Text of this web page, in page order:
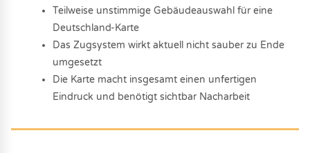
Teilweise unstimmige Gebäudeauswahl für eine
Deutschland-Karte
Das Zugsystem wirkt aktuell nicht sauber zu Ende
umgesetzt
Die Karte macht insgesamt einen unfertigen
Eindruck und benötigt sichtbar Nacharbeit